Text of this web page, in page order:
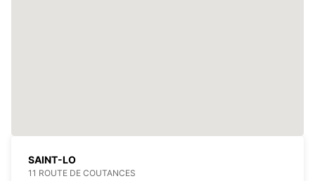
SAINT-LO
11 ROUTE DE COUTANCES